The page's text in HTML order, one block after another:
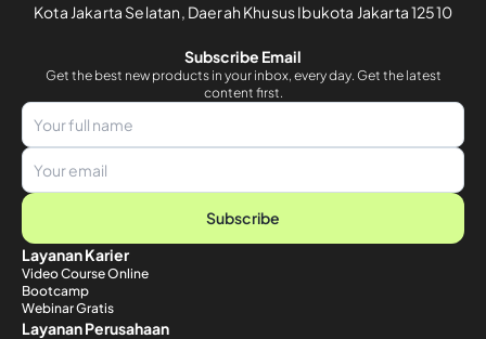
Kota Jakarta Selatan, Daerah Khusus Ibukota Jakarta 12510
Subscribe Email
Get the best new products in your inbox, every day. Get the latest
content first.
Subscribe
Layanan Karier
Video Course Online
Bootcamp
Webinar Gratis
Layanan Perusahaan